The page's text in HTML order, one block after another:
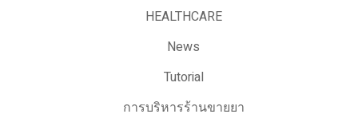
HEALTHCARE
News
Tutorial
การบริหารร้านขายยา